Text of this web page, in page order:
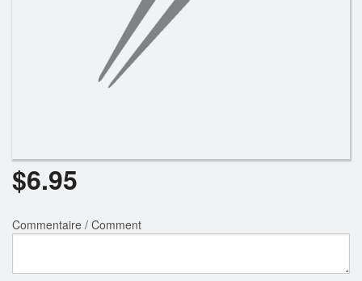
$6.95
Commentaire / Comment